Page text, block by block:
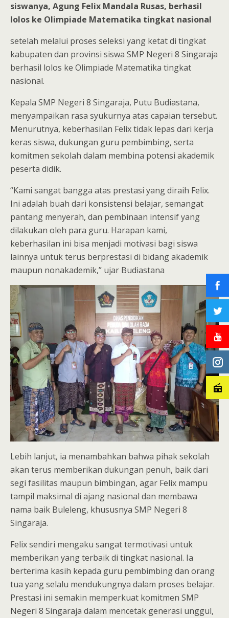
siswanya, Agung Felix Mandala Rusas, berhasil
lolos ke Olimpiade Matematika tingkat nasional
setelah melalui proses seleksi yang ketat di tingkat
kabupaten dan provinsi siswa SMP Negeri 8 Singaraja
berhasil lolos ke Olimpiade Matematika tingkat
nasional.
Kepala SMP Negeri 8 Singaraja, Putu Budiastana,
menyampaikan rasa syukurnya atas capaian tersebut.
Menurutnya, keberhasilan Felix tidak lepas dari kerja
keras siswa, dukungan guru pembimbing, serta
komitmen sekolah dalam membina potensi akademik
peserta didik.
“Kami sangat bangga atas prestasi yang diraih Felix.
Ini adalah buah dari konsistensi belajar, semangat
pantang menyerah, dan pembinaan intensif yang
dilakukan oleh para guru. Harapan kami,
keberhasilan ini bisa menjadi motivasi bagi siswa
lainnya untuk terus berprestasi di bidang akademik
maupun nonakademik,” ujar Budiastana
Lebih lanjut, ia menambahkan bahwa pihak sekolah
akan terus memberikan dukungan penuh, baik dari
segi fasilitas maupun bimbingan, agar Felix mampu
tampil maksimal di ajang nasional dan membawa
nama baik Buleleng, khususnya SMP Negeri 8
Singaraja.
Felix sendiri mengaku sangat termotivasi untuk
memberikan yang terbaik di tingkat nasional. Ia
berterima kasih kepada guru pembimbing dan orang
tua yang selalu mendukungnya dalam proses belajar.
Prestasi ini semakin memperkuat komitmen SMP
Negeri 8 Singaraja dalam mencetak generasi unggul,